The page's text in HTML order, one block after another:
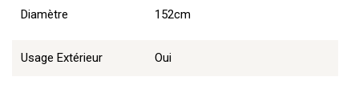
Diamètre 152cm
Usage Extérieur Oui